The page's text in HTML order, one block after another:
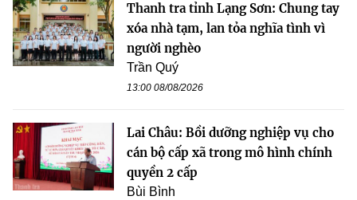
Thanh tra tỉnh Lạng Sơn: Chung tay
xóa nhà tạm, lan tỏa nghĩa tình vì
người nghèo
Trần Quý
13:00 08/08/2026
Lai Châu: Bồi dưỡng nghiệp vụ cho
cán bộ cấp xã trong mô hình chính
quyền 2 cấp
Bùi Bình